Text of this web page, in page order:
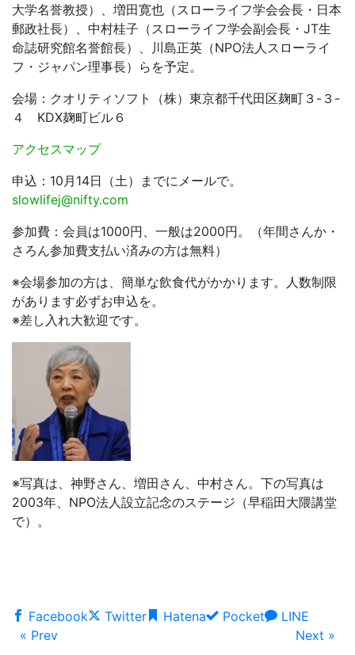
大学名誉教授）、増田寛也（スローライフ学会会長・日本
郵政社長）、中村桂子（スローライフ学会副会長・JT生
命誌研究館名誉館長）、川島正英（NPO法人スローライ
フ・ジャパン理事長）らを予定。
会場：クオリティソフト（株）東京都千代田区麹町３-３-
４ KDX麹町ビル６
アクセスマップ
申込：10月14日（土）までにメールで。
slowlifej@nifty.com
参加費：会員は1000円、一般は2000円。（年間さんか・
さろん参加費支払い済みの方は無料）
※会場参加の方は、簡単な飲食代がかかります。人数制限
があります必ずお申込を。
※差し入れ大歓迎です。
※写真は、神野さん、増田さん、中村さん。下の写真は
2003年、NPO法人設立記念のステージ（早稲田大隈講堂
で）。
Facebook Twitter Hatena Pocket
LINE
« Prev
Next »